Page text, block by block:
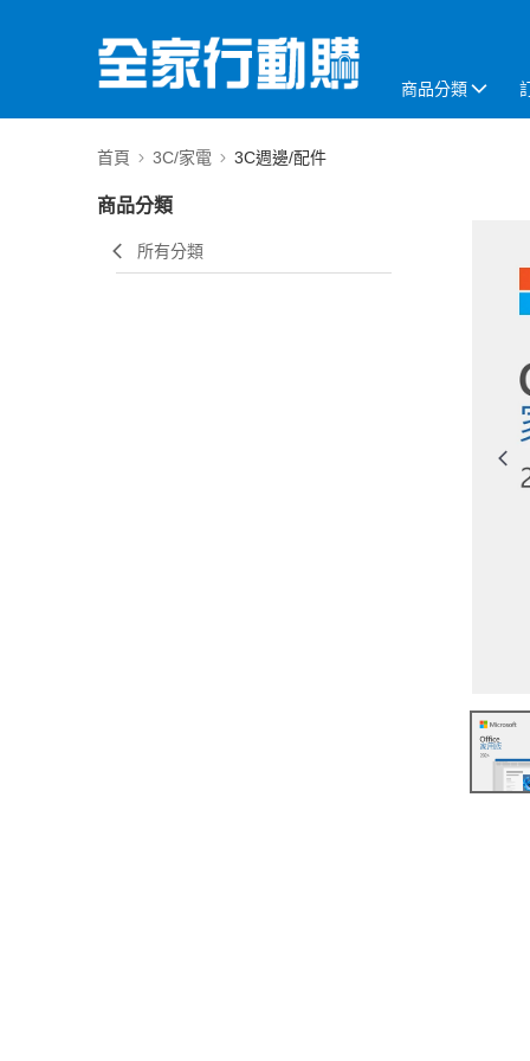
商品分類
首頁 3C/家電 3C週邊/配件
商品分類
所有分類